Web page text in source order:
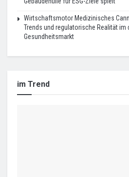
Wirtschaftsmotor Medizinisches
Trends und regulatorische Realität im
Gesundheitsmarkt
im Trend